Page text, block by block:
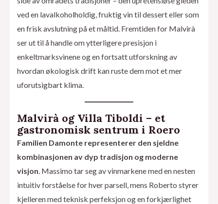
ved en lavalkoholholdig, fruktig vin til dessert eller som
en frisk avslutning på et måltid. Fremtiden for Malvirà
ser ut til å handle om ytterligere presisjon i
enkeltmarksvinene og en fortsatt utforskning av
hvordan økologisk drift kan ruste dem mot et mer
uforutsigbart klima.
Malvirà og Villa Tiboldi – et
gastronomisk sentrum i Roero
Familien Damonte representerer den sjeldne
kombinasjonen av dyp tradisjon og moderne
visjon . Massimo tar seg av vinmarkene med en nesten
intuitiv forståelse for hver parsell, mens Roberto styrer
kjelleren med teknisk perfeksjon og en forkjærlighet